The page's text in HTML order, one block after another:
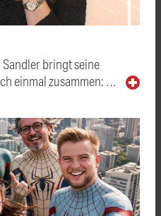
bringt seine
einmal zusammen: …